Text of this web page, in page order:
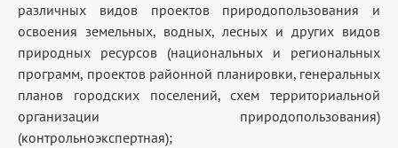
различных видов проектов природопользования и
освоения земельных, водных, лесных и других видов
природных ресурсов (национальных и региональных
программ, проектов районной планировки, генеральных
планов городских поселений, схем территориальной
организации природопользования)
(контрольноэкспертная);